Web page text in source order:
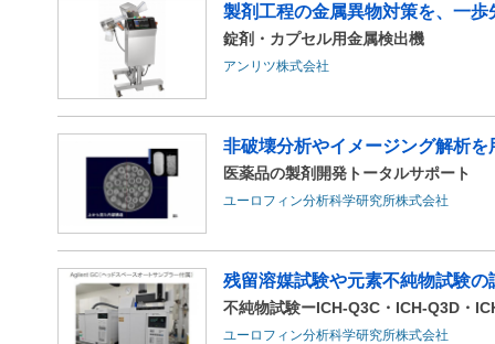
製剤工程の金属異物対策を、一歩
錠剤・カプセル用金属検出機
アンリツ株式会社
非破壊分析やイメージング解析
医薬品の製剤開発トータルサポート
ユーロフィン分析科学研究所株式会社
残留溶媒試験や元素不純物試験
不純物試験ーICH-Q3C・ICH-Q3D・
ユーロフィン分析科学研究所株式会社